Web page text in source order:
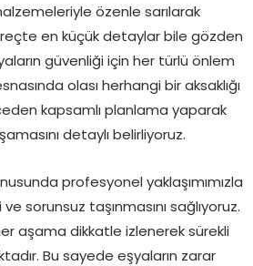
özenle sarılarak
en küçük detaylar bile gözden
güvenliği için her türlü önlem
olası herhangi bir aksaklığı
kapsamlı planlama yaparak
detaylı belirliyoruz.
profesyonel yaklaşımımızla
sorunsuz taşınmasını sağlıyoruz.
aşama dikkatle izlenerek sürekli
Bu sayede eşyaların zarar